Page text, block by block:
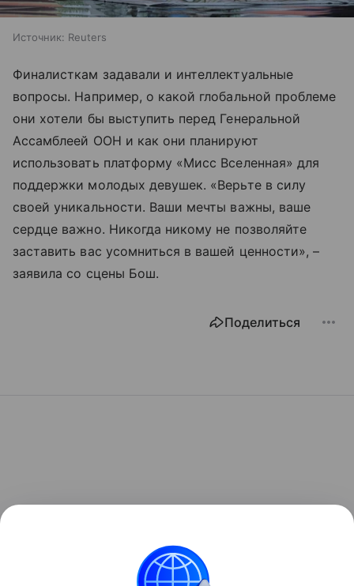
Источник: Reuters
Финалисткам задавали и интеллектуальные
вопросы. Например, о какой глобальной проблеме
они хотели бы выступить перед Генеральной
Ассамблеей ООН и как они планируют
использовать платформу «Мисс Вселенная» для
поддержки молодых девушек. «Верьте в силу
своей уникальности. Ваши мечты важны, ваше
сердце важно. Никогда никому не позволяйте
заставить вас усомниться в вашей ценности», –
заявила со сцены Бош.
Поделиться